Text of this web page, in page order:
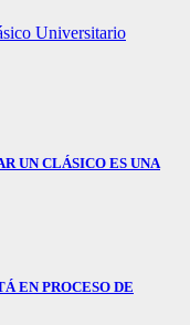
Universitario
UN CLÁSICO ES UNA
EN PROCESO DE